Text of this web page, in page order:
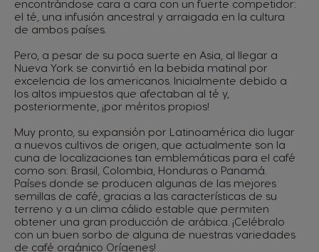
encontrándose cara a cara con un fuerte competidor:
el té, una infusión ancestral y arraigada en la cultura
de ambos países.
Pero, a pesar de su poca suerte en Asia, al llegar a
Nueva York se convirtió en la bebida matinal por
excelencia de los americanos. Inicialmente debido a
los altos impuestos que afectaban al té y,
posteriormente, ¡por méritos propios!
Muy pronto, su expansión por Latinoamérica dio lugar
a nuevos cultivos de origen, que actualmente son la
cuna de localizaciones tan emblemáticas para el café
como son: Brasil, Colombia, Honduras o Panamá.
Países donde se producen algunas de las mejores
semillas de café, gracias a las características de su
terreno y a un clima cálido estable que permiten
obtener una gran producción de arábica. ¡Celébralo
con un buen sorbo de alguna de nuestras variedades
de café orgánico Orígenes!